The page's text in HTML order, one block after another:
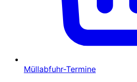
Müllabfuhr-Termine